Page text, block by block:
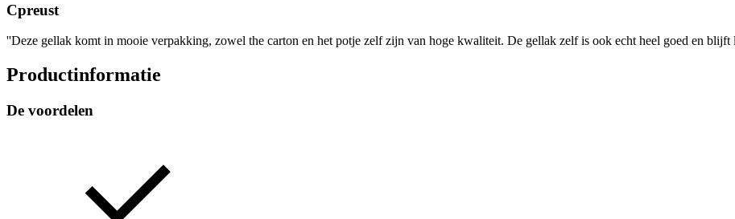
Cpreust
''Deze gellak komt in mooie verpakking, zowel the carton en het potje zelf zijn van hoge kwaliteit. De gellak zelf is ook echt heel goed en
Productinformatie
De voordelen